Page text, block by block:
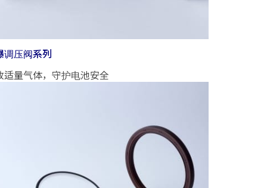
调压阀系列
适量气体，守护电池安全